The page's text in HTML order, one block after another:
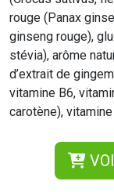
rouge (Panax
ginseng rouge),
stévia), arôme
d’extrait de
vitamine B6,
carotène),